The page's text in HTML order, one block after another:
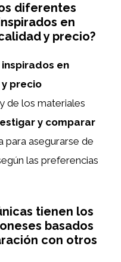
diferentes
en
y precio?
en
precio
de los materiales
y comparar
para asegurarse de
las preferencias
tienen los
basados
con otros